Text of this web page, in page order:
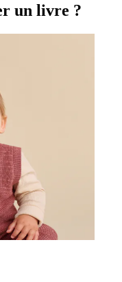
un livre ?